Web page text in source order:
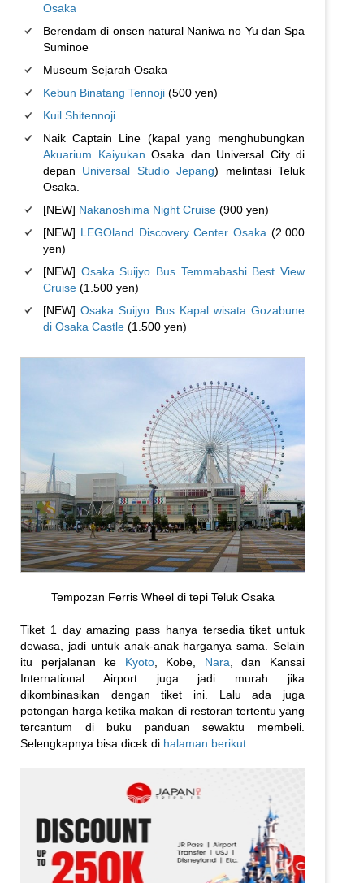
Osaka
Berendam di onsen natural Naniwa no Yu dan Spa
Suminoe
Museum Sejarah Osaka
Kebun Binatang Tennoji (500 yen)
Kuil Shitennoji
Naik Captain Line (kapal yang menghubungkan
Akuarium Kaiyukan Osaka dan Universal City di
depan Universal Studio Jepang) melintasi Teluk
Osaka.
[NEW] Nakanoshima Night Cruise (900 yen)
[NEW] LEGOland Discovery Center Osaka (2.000
yen)
[NEW] Osaka Suijyo Bus Temmabashi Best View
Cruise (1.500 yen)
[NEW]Osaka Suijyo Bus Kapal wisata Gozabune
di Osaka Castle (1.500 yen)
Tempozan Ferris Wheel di tepi Teluk Osaka
Tiket 1 day amazing pass hanya tersedia tiket untuk
dewasa, jadi untuk anak-anak harganya sama. Selain
itu perjalanan ke Kyoto, Kobe, Nara , dan Kansai
International Airport juga jadi murah jika
dikombinasikan dengan tiket ini. Lalu ada juga
potongan harga ketika makan di restoran tertentu yang
tercantum di buku panduan sewaktu membeli.
Selengkapnya bisa dicek di halaman berikut